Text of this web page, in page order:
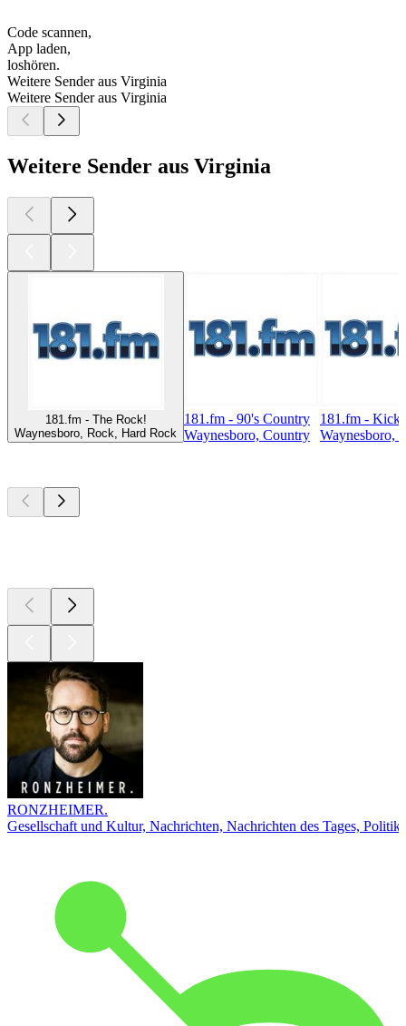
Code scannen,
App laden,
loshören.
Weitere Sender aus Virginia
Weitere Sender aus Virginia
Weitere Sender aus Virginia
181.fm - The Rock!
Waynesboro, Rock, Hard Rock
181.fm - 90's Country
Waynesboro, Country
181.fm -
Waynesboro,
RONZHEIMER.
Gesellschaft und Kultur, Nachrichten, Nachrichten des Tages, Politik